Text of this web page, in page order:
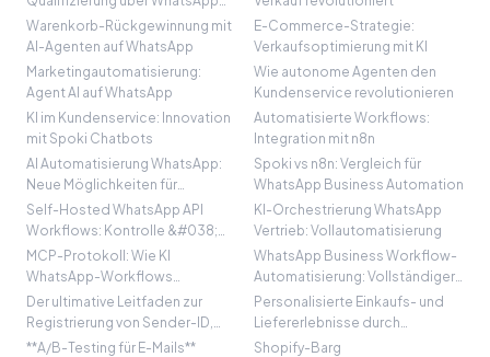
verbessern
Warenkorb-Rückgewinnung mit
AI-Agenten auf WhatsApp
E-Commerce-Strategie:
Verkaufsoptimierung mit KI
Marketingautomatisierung:
Agent AI auf WhatsApp
Wie autonome Agenten den
Kundenservice revolutionieren
KI im Kundenservice: Innovation
mit Spoki Chatbots
Automatisierte Workflows:
Integration mit n8n
AI Automatisierung WhatsApp:
Neue Möglichkeiten für
Unternehmen
Spoki vs n8n: Vergleich für
WhatsApp Business Automation
Self-Hosted WhatsApp API
Workflows: Kontrolle &#038;
Skalierbarkeit
KI-Orchestrierung WhatsApp
Vertrieb: Vollautomatisierung
MCP-Protokoll: Wie KI
WhatsApp-Workflows
revolutioniert
WhatsApp Business Workflow-
Automatisierung: Vollständiger
Guide 2024
Der ultimative Leitfaden zur
Registrierung von Sender-ID,
Maske und Header
Personalisierte Einkaufs- und
Liefererlebnisse durch
agentische Interaktionen
**A/B-Testing für E-Mails**
Shopify-Barg